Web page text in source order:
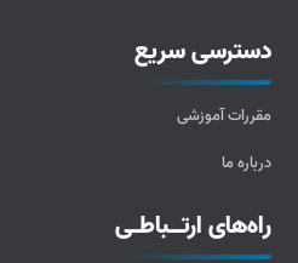
دسترسی سریع
مقررات آموزشی
درباره ما
راه‌های ارتــباطـی